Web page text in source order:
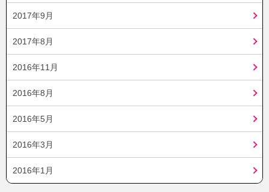
2017年9月
2017年8月
2016年11月
2016年8月
2016年5月
2016年3月
2016年1月